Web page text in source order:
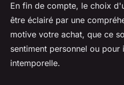
En fin de compte, le choix
être éclairé par une
motive votre achat, que ce
sentiment personnel ou pour
intemporelle.